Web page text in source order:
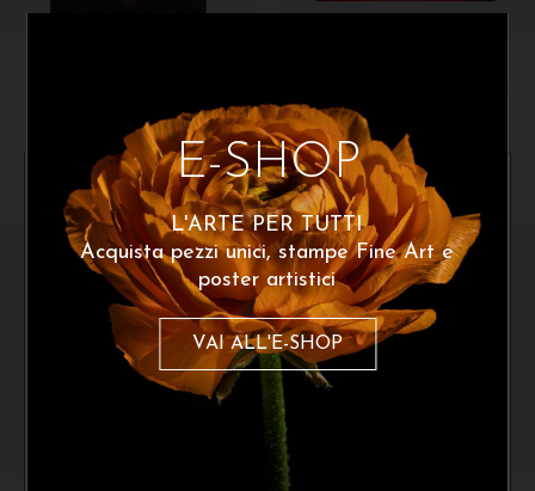
A partire da:170€
poster disponibile
A partire da:
E-SHOP
L'ARTE PER TUTTI
Acquista pezzi unici, stampe Fine Art e
poster artistici
VAI ALL'E-SHOP
Iscriviti alla newsletter
Per ottenere uno sconto del 10% sul
tuo primo acquisto. Resta sempre
aggiornato con Cinquerosso arte